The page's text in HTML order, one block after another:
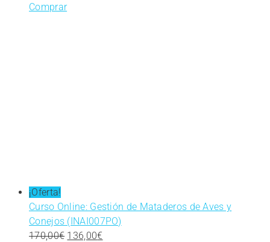
Comprar
¡Oferta!
Curso Online: Gestión de Mataderos de Aves y
Conejos (INAI007PO)
170,00€ El
136,00€